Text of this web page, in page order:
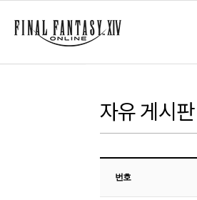
자유 게시판
번호